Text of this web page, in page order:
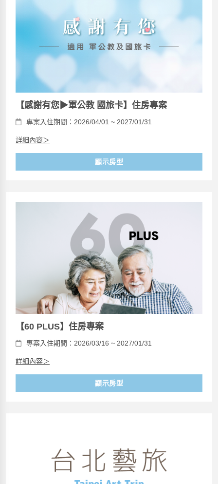
【感謝有您▶軍公教 國旅卡】住房專案
專案入住期間：2026/04/01 ~ 2027/01/31
詳細內容＞
顯示房型
【60 PLUS】住房專案
專案入住期間：2026/03/16 ~ 2027/01/31
詳細內容＞
顯示房型